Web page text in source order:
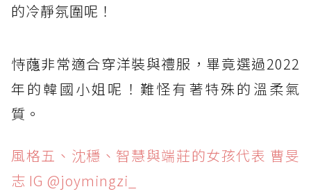
的冷靜氛圍呢！
恃蘟非常適合穿洋裝與禮服，畢竟選過2022
年的韓國小姐呢！難怪有著特殊的溫柔氣
質。
風格五、沈穩、智慧與端莊的女孩代表 曹旻
志 IG @joymingzi_